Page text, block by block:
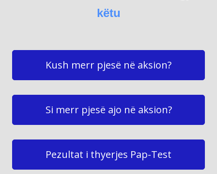
këtu
Kush merr pjesë në aksion?
Si merr pjesë ajo në aksion?
Ρezultat i thyerjes Pap-Test